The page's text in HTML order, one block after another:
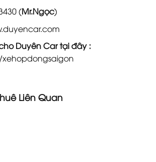
(Mr.Ngọc)
Duyên Cartại đây :
Liên Quan